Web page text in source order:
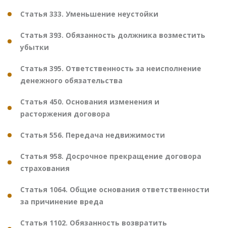
Статья 333. Уменьшение неустойки
Статья 393. Обязанность должника возместить
убытки
Статья 395. Ответственность за неисполнение
денежного обязательства
Статья 450. Основания изменения и
расторжения договора
Статья 556. Передача недвижимости
Статья 958. Досрочное прекращение договора
страхования
Статья 1064. Общие основания ответственности
за причинение вреда
Статья 1102. Обязанность возвратить